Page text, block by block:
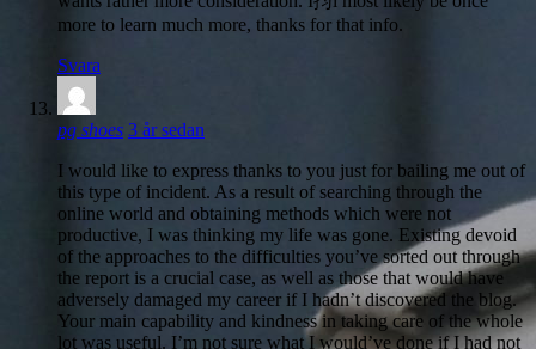
more to learn much more, thanks for that info.
Svara
pg shoes säger:
3 år sedan
I would like to express thanks to you just for bailing me out of
this type of incident. As a result of searching through the
online world and obtaining methods which were not
productive, I was thinking my life was gone. Existing devoid
of the approaches to the difficulties you’ve sorted out through
the report is a crucial case, as well as those that would have
adversely damaged my career if I hadn’t discovered the blog.
Your main capability and kindness in taking care of the whole
lot was useful. I’m not sure what I would’ve done if I had not